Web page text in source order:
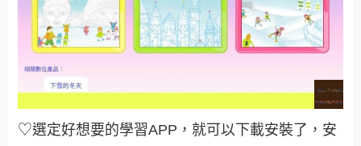
♡選定好想要的學習APP，就可以下載安裝了，安